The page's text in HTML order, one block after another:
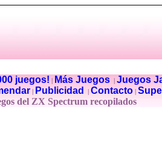
juegos! Más Juegos| Juegos
Publicidad Contacto
del ZX Spectrum recopilados